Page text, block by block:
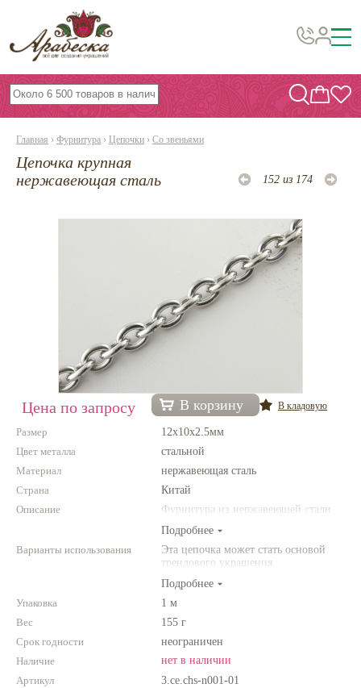
Бусины, подвески, декор
Бисер
Фурнитура
Шнуры, ленты, нитки
По темам и сезонам
Бисер TOHO
Нетемнеющая фурнитура
Всё для вышивки
Натуральные камни
Главная › Фурнитура › Цепочки › Со звеньями
Цепочка крупная
нержавеющая сталь
152 из 174
Цена по запросу В корзину В кладовую
Размер
12х10х2.5мм
Цвет металла
стальной
Материал
нержавеющая сталь
Страна
Китай
Описание
Фурнитура из нержавеющей стали
Подробнее
Варианты использования
Эта цепочка может стать основой
трендового украшения
Подробнее
Упаковка
1 м
Вес
155 г
Срок годности
неограничен
Наличие
нет в наличии
Артикул
3.ce.chs-n001-01